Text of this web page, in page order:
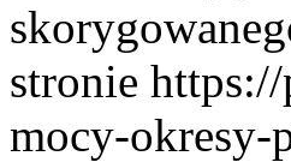
stronie
mocy-okresy-